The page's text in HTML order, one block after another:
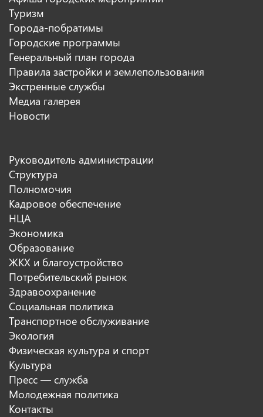
Туризм
Города-побратимы
Городские программы
Генеральный план города
Правила застройки и землепользования
Экстренные службы
Медиа галерея
Новости
Руководитель администрации
Структура
Полномочия
Кадровое обеспечение
НЦА
Экономика
Образование
ЖКХ и благоустройство
Потребительский рынок
Здравоохранение
Социальная политика
Транспортное обслуживание
Экология
Физическая культура и спорт
Культура
Пресс — служба
Молодежная политика
Контакты